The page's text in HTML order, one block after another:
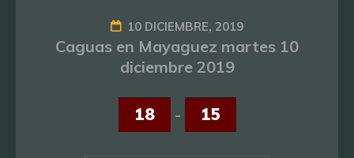
10 DICIEMBRE, 2019
Caguas en Mayaguez martes 10
diciembre 2019
18 - 15